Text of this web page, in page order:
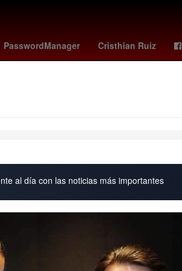
PasswordManager Cristhian Ruiz
vs santos Minecraft 2 Cancer Gobierno
al día con las noticias más importantes